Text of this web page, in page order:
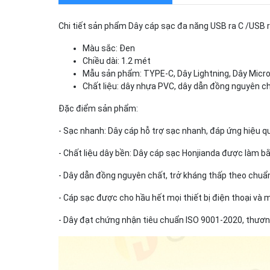
Chi tiết sản phẩm Dây cáp sạc đa năng USB ra C /USB
Màu sắc: Đen
Chiều dài: 1.2 mét
Mẫu sản phẩm: TYPE-C, Dây Lightning, Dây
Chất liệu: dây nhựa PVC, dây dẫn đồng nguyên
Đặc điểm sản phẩm:
- Sạc nhanh: Dây cáp hỗ trợ sạc nhanh, đáp ứng hiệu
- Chất liệu dây bền: Dây cáp sạc Honjianda được làm
- Dây dẫn đồng nguyên chất, trở kháng thấp theo
- Cáp sạc được cho hầu hết mọi thiết bị điện thoại và
- Dây đạt chứng nhận tiêu chuẩn ISO 9001-2020,